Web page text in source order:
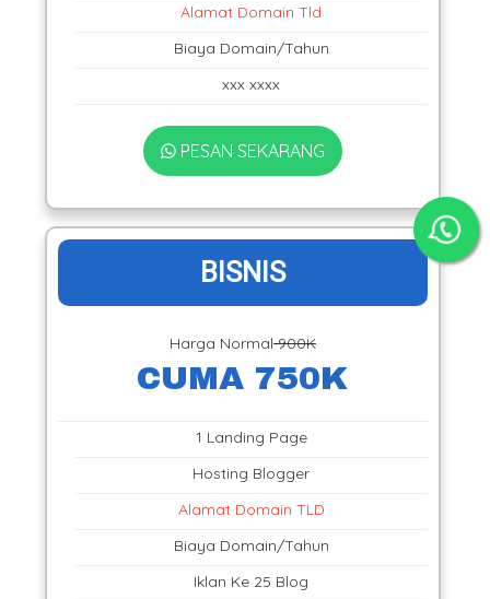
Alamat Domain Tld
Biaya Domain/Tahun
xxx xxxx
PESAN SEKARANG
BISNIS
Harga Normal900K
CUMA 750K
1 Landing Page
Hosting Blogger
Alamat Domain TLD
Biaya Domain/Tahun
Iklan Ke 25 Blog